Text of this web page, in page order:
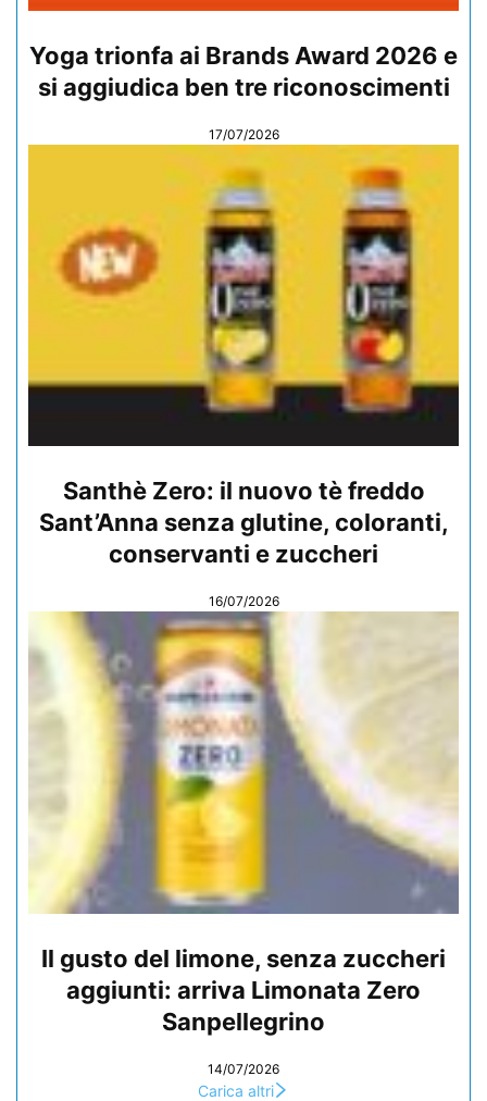
Yoga trionfa ai Brands Award 2026 e
si aggiudica ben tre riconoscimenti
17/07/2026
Santhè Zero: il nuovo tè freddo
Sant’Anna senza glutine, coloranti,
conservanti e zuccheri
16/07/2026
Il gusto del limone, senza zuccheri
aggiunti: arriva Limonata Zero
Sanpellegrino
14/07/2026
Carica altri